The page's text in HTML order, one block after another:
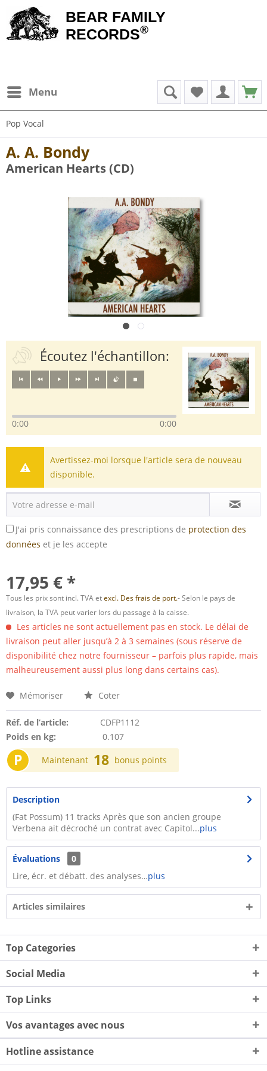
BEAR FAMILY
RECORDS®
Menu
Pop Vocal
A. A. Bondy
American Hearts (CD)
Écoutez l'échantillon:
0:00 0:00
Avertissez-moi lorsque l'article sera de nouveau
disponible.
J'ai pris connaissance des prescriptions de protection des
données et je les accepte
17,95 € *
Tous les prix sont incl. TVA etexcl. Des frais de port.- Selon le pays de
livraison, la TVA peut varier lors du passage à la caisse.
Les articles ne sont actuellement pas en stock. Le délai de
livraison peut aller jusqu’à 2 à 3 semaines (sous réserve de
disponibilité chez notre fournisseur – parfois plus rapide, mais
malheureusement aussi plus long dans certains cas).
Mémoriser Coter
Réf. de l’article:
CDFP1112
Poids en kg:
0.107
P Maintenant 18 bonus points
Description
(Fat Possum) 11 tracks Après que son ancien groupe
Verbena ait décroché un contrat avec Capitol...plus
Évaluations
0
Lire, écr. et débatt. des analyses…plus
Articles similaires
Top Categories
Social Media
Top Links
Vos avantages avec nous
Hotline assistance